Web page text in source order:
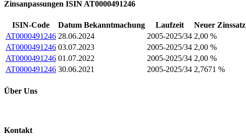
Zinsanpassungen ISIN AT0000491246
ISIN-Code Datum Bekanntmachung Laufzeit Neuer Zinssatz
AT0000491246 28.06.2024 2005-2025/34 2,00 %
AT0000491246 03.07.2023 2005-2025/34 2,00 %
AT0000491246 01.07.2022 2005-2025/34 2,00 %
AT0000491246 30.06.2021 2005-2025/34 2,7671 %
Über Uns
Kontakt